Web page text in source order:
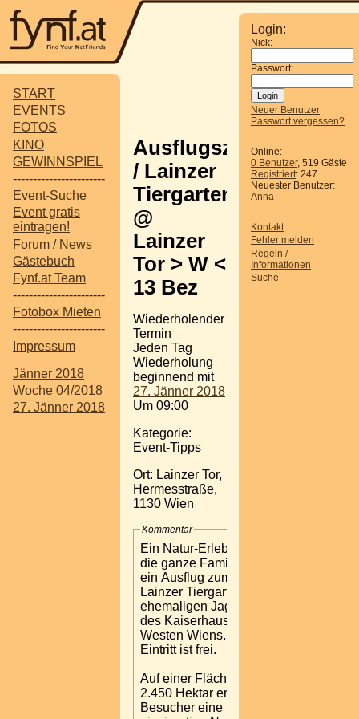
START
EVENTS
FOTOS
KINO
GEWINNSPIEL
-----------------------
Event-Suche
Event gratis
eintragen!
Forum / News
Gästebuch
Fynf.at Team
-----------------------
Fotobox Mieten
-----------------------
Impressum
Jänner 2018
Woche 04/2018
27. Jänner 2018
Login:
Nick:
Passwort:
Neuer Benutzer
Passwort vergessen?
Online:
0 Benutzer, 519 Gäste
Registriert: 247
Neuester Benutzer:
Anna
Kontakt
Fehler melden
Regeln /
Informationen
Suche
Ausflugsziel
/ Lainzer
Tiergarten
@
Lainzer
Tor > W <
13 Bez
Wiederholender
Termin
Jeden Tag
Wiederholung
beginnend mit
27. Jänner 2018
Um 09:00
Kategorie:
Event-Tipps
Ort: Lainzer Tor,
Hermesstraße,
1130 Wien
Kommentar
Ein Natur-Erlebnis für
die ganze Familie bietet
ein Ausflug zum
Lainzer Tiergarten, dem
ehemaligen Jagdrevier
des Kaiserhauses, im
Westen Wiens. Der
Eintritt ist frei.
Auf einer Fläche von
2.450 Hektar erleben
Besucher eine